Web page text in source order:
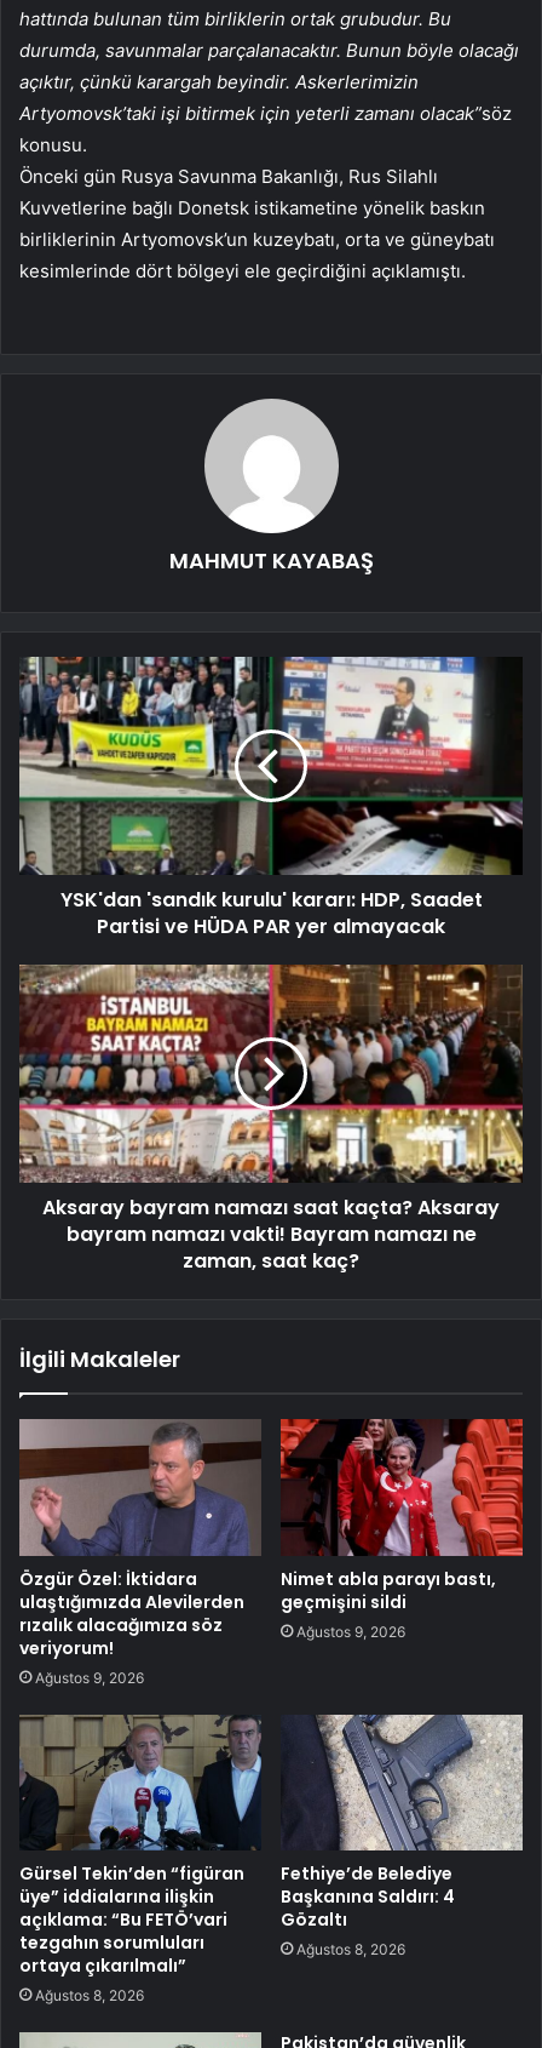
hattında bulunan tüm birliklerin ortak grubudur. Bu
durumda, savunmalar parçalanacaktır. Bunun böyle olacağı
açıktır, çünkü karargah beyindir. Askerlerimizin
Artyomovsk’taki işi bitirmek için yeterli zamanı olacak”söz
konusu.
Önceki gün Rusya Savunma Bakanlığı, Rus Silahlı
Kuvvetlerine bağlı Donetsk istikametine yönelik baskın
birliklerinin Artyomovsk’un kuzeybatı, orta ve güneybatı
kesimlerinde dört bölgeyi ele geçirdiğini açıklamıştı.
MAHMUT KAYABAŞ
YSK'dan 'sandık kurulu' kararı: HDP, Saadet
Partisi ve HÜDA PAR yer almayacak
Aksaray bayram namazı saat kaçta? Aksaray
bayram namazı vakti! Bayram namazı ne
zaman, saat kaç?
İlgili Makaleler
Özgür Özel: İktidara
ulaştığımızda Alevilerden
rızalık alacağımıza söz
veriyorum!
Ağustos 9, 2026
Nimet abla parayı bastı,
geçmişini sildi
Ağustos 9, 2026
Gürsel Tekin’den “figüran
üye” iddialarına ilişkin
açıklama: “Bu FETÖ’vari
tezgahın sorumluları
ortaya çıkarılmalı”
Ağustos 8, 2026
Fethiye’de Belediye
Başkanına Saldırı: 4
Gözaltı
Ağustos 8, 2026